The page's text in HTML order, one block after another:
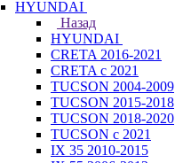
HYUNDAI
Назад
HYUNDAI
CRETA 2016-2021
CRETA с 2021
TUCSON 2004-2009
TUCSON 2015-2018
TUCSON 2018-2020
TUCSON с 2021
IX 35 2010-2015